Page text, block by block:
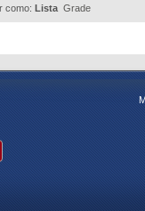
como: Lista Grade